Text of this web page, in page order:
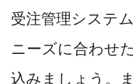
受注管理システ
ニーズに合わせ
込みましょう。